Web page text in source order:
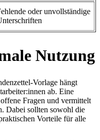
oder unvollständige
Nutzung
Vorlage hängt
ab. Eine
Fragen und vermittelt
Dabei sollten sowohl die
Vorteile für alle